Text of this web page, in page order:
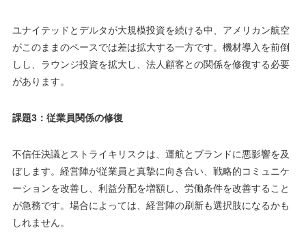
ユナイテッドとデルタが大規模投資を続ける中、アメリカン航空
がこのままのペースでは差は拡大する一方です。機材導入を前倒
しし、ラウンジ投資を拡大し、法人顧客との関係を修復する必要
があります。
課題3：従業員関係の修復
不信任決議とストライキリスクは、運航とブランドに悪影響を及
ぼします。経営陣が従業員と真摯に向き合い、戦略的コミュニケ
ーションを改善し、利益分配を増額し、労働条件を改善すること
が急務です。場合によっては、経営陣の刷新も選択肢になるかも
しれません。